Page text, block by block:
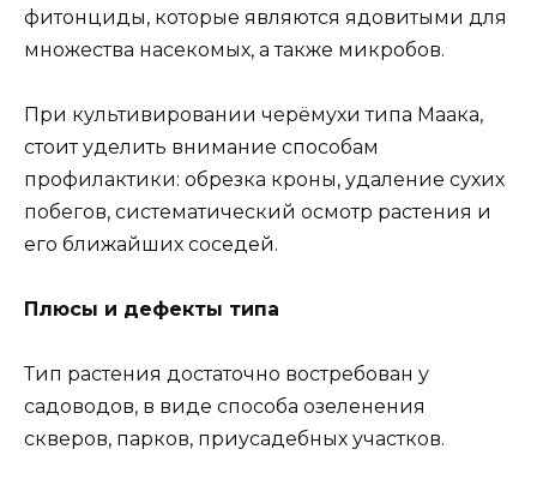
фитонциды, которые являются ядовитыми для
множества насекомых, а также микробов.
При культивировании черёмухи типа Маака,
стоит уделить внимание способам
профилактики: обрезка кроны, удаление сухих
побегов, систематический осмотр растения и
его ближайших соседей.
Плюсы и дефекты типа
Тип растения достаточно востребован у
садоводов, в виде способа озеленения
скверов, парков, приусадебных участков.